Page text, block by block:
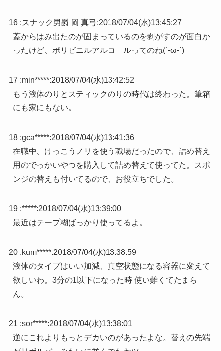
16 :スナック男爵 岡 真弓:2018/07/04(水)13:45:27
蓋からはみ出たのが固まっているのを剥がすのが面白か
ったけど、ポリビニルアルコールってのね(´-ω-`)
17 :min*****:2018/07/04(水)13:42:52
もう液体のりとスティックのりの時代は終わった。筆箱
にも家にもない。
18 :gca*****:2018/07/04(水)13:41:36
在職中、けっこうノリを使う職場だったので、詰め替え
用のでっかいやつを購入して詰め替えて使ってた。スポ
ンジの替えも付いてるので、お役立ちでした。
19 :*****:2018/07/04(水)13:39:00
最近はテープ糊ばっかり使ってるよ。
20 :kum*****:2018/07/04(水)13:38:59
液体のタイプはいい加減、真空状態になる容器に変えて
欲しいわ。3分の1以下になった時 使い難くてたまら
ん。
21 :sor*****:2018/07/04(水)13:38:01
逆にこれよりもっとデカいのがあったよな。替えの先端